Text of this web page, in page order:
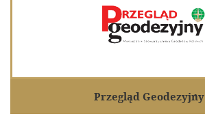
Przegląd Geodezyjny